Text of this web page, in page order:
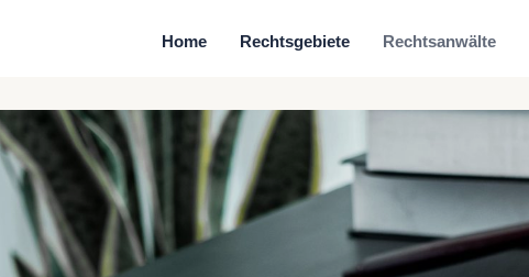
Home Rechtsgebiete Rechtsanwälte